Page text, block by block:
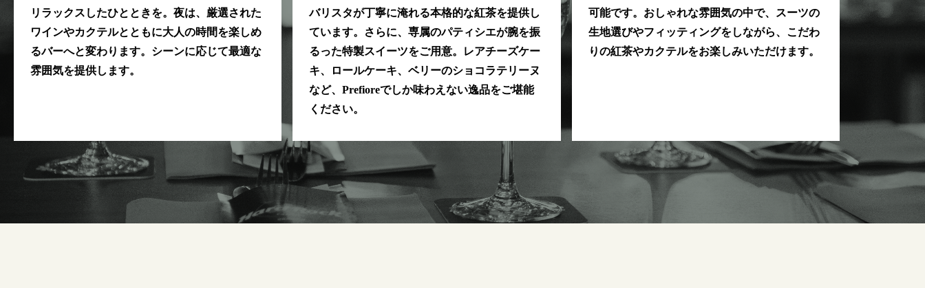
リラックスしたひとときを。夜は、厳選された
ワインやカクテルとともに大人の時間を楽しめ
るバーへと変わります。シーンに応じて最適な
雰囲気を提供します。
バリスタが丁寧に淹れる本格的な紅茶を提供し
ています。さらに、専属のパティシエが腕を振
るった特製スイーツをご用意。レアチーズケー
キ、ロールケーキ、ベリーのショコラテリーヌ
など、Prefioreでしか味わえない逸品をご堪能
ください。
可能です。おしゃれな雰囲気の中で、スーツの
生地選びやフィッティングをしながら、こだわ
りの紅茶やカクテルをお楽しみいただけます。